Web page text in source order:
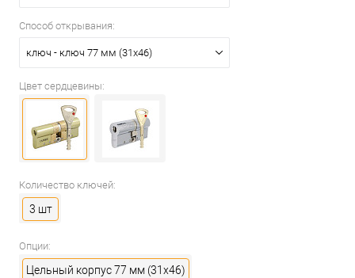
Способ открывания:
ключ - ключ 77 мм (31x46)
Цвет сердцевины:
Количество ключей:
3 шт
Опции:
Цельный корпус 77 мм (31x46)